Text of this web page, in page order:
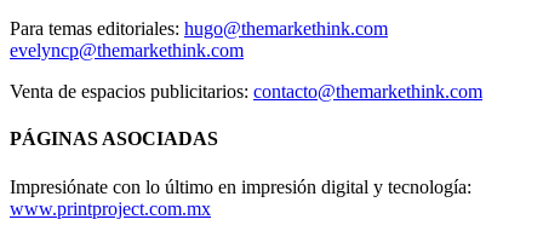
Para temas editoriales: hugo@themarkethink.com
evelyncp@themarkethink.com
Venta de espacios publicitarios: contacto@themarkethink.com
PÁGINAS ASOCIADAS
Impresiónate con lo último en impresión digital y tecnología:
www.printproject.com.mx